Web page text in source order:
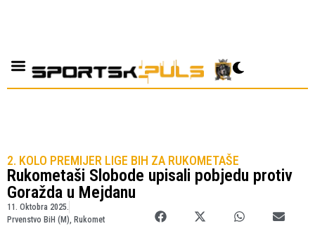
2. KOLO PREMIJER LIGE BIH ZA RUKOMETAŠE
Rukometaši Slobode upisali pobjedu protiv
Goražda u Mejdanu
11. Oktobra 2025.
Prvenstvo BiH (M), Rukomet